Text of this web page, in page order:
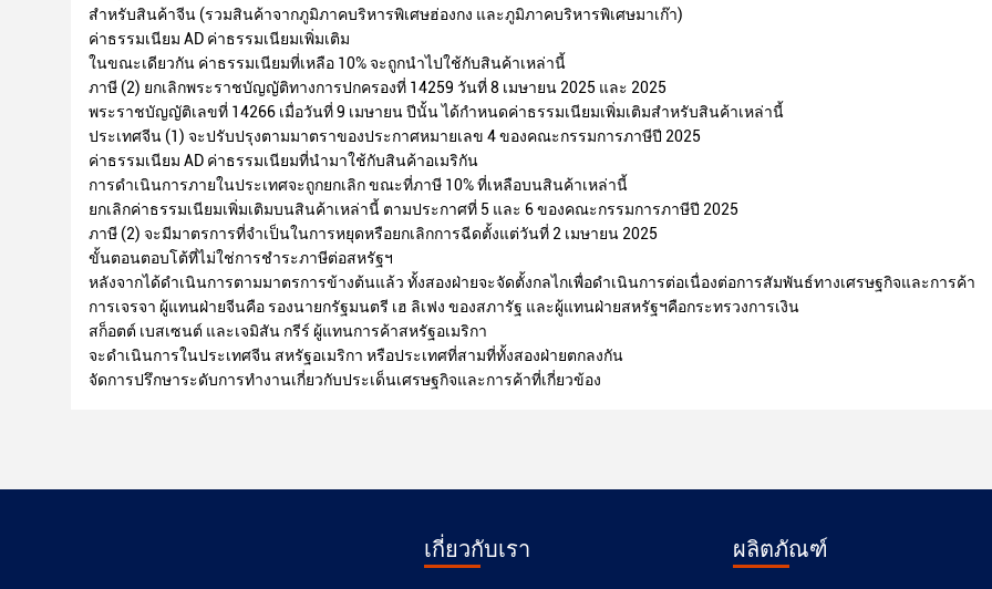
สําหรับสินค้าจีน (รวมสินค้าจากภูมิภาคบริหารพิเศษฮ่องกง และภูมิภาคบริหารพิเศษมาเก๊า)
ค่าธรรมเนียม AD ค่าธรรมเนียมเพิ่มเติม
ในขณะเดียวกัน ค่าธรรมเนียมที่เหลือ 10% จะถูกนําไปใช้กับสินค้าเหล่านี้
ภาษี (2) ยกเลิกพระราชบัญญัติทางการปกครองที่ 14259 วันที่ 8 เมษายน 2025 และ 2025
พระราชบัญญัติเลขที่ 14266 เมื่อวันที่ 9 เมษายน ปีนั้น ได้กําหนดค่าธรรมเนียมเพิ่มเติมสําหรับสินค้าเหล่านี้
ประเทศจีน (1) จะปรับปรุงตามมาตราของประกาศหมายเลข 4 ของคณะกรรมการภาษีปี 2025
ค่าธรรมเนียม AD ค่าธรรมเนียมที่นํามาใช้กับสินค้าอเมริกัน
การดําเนินการภายในประเทศจะถูกยกเลิก ขณะที่ภาษี 10% ที่เหลือบนสินค้าเหล่านี้
ยกเลิกค่าธรรมเนียมเพิ่มเติมบนสินค้าเหล่านี้ ตามประกาศที่ 5 และ 6 ของคณะกรรมการภาษีปี 2025
ภาษี (2) จะมีมาตรการที่จําเป็นในการหยุดหรือยกเลิกการฉีดตั้งแต่วันที่ 2 เมษายน 2025
ขั้นตอนตอบโต้ที่ไม่ใช่การชําระภาษีต่อสหรัฐฯ
หลังจากได้ดําเนินการตามมาตรการข้างต้นแล้ว ทั้งสองฝ่ายจะจัดตั้งกลไกเพื่อดําเนินการต่อเนื่องต่อการสัมพันธ์ทางเศรษฐกิจและการค้า
การเจรจา ผู้แทนฝ่ายจีนคือ รองนายกรัฐมนตรี เฮ ลิเฟง ของสภารัฐ และผู้แทนฝ่ายสหรัฐฯคือกระทรวงการเงิน
สก็อตต์ เบสเซนต์ และเจมิสัน กรีร์ ผู้แทนการค้าสหรัฐอเมริกา
จะดําเนินการในประเทศจีน สหรัฐอเมริกา หรือประเทศที่สามที่ทั้งสองฝ่ายตกลงกัน
จัดการปรึกษาระดับการทํางานเกี่ยวกับประเด็นเศรษฐกิจและการค้าที่เกี่ยวข้อง
เกี่ยวกับเรา ผลิตภัณฑ์